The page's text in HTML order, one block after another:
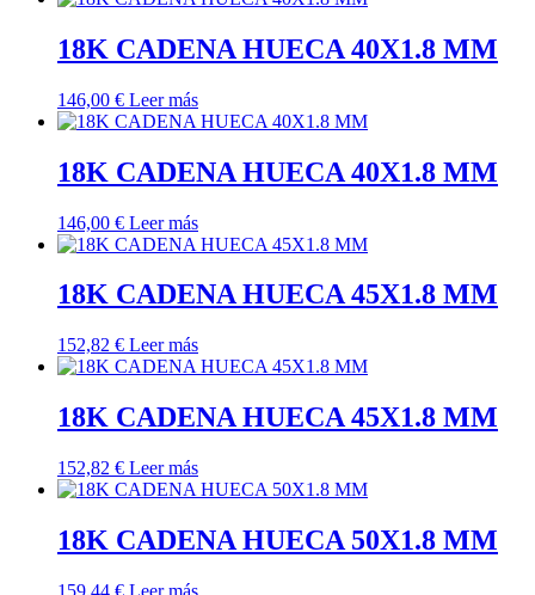
18K CADENA HUECA 40X1.8 MM
146,00 € Leer más
18K CADENA HUECA 40X1.8 MM
146,00 € Leer más
18K CADENA HUECA 45X1.8 MM
152,82 € Leer más
18K CADENA HUECA 45X1.8 MM
152,82 € Leer más
18K CADENA HUECA 50X1.8 MM
159,44 € Leer más